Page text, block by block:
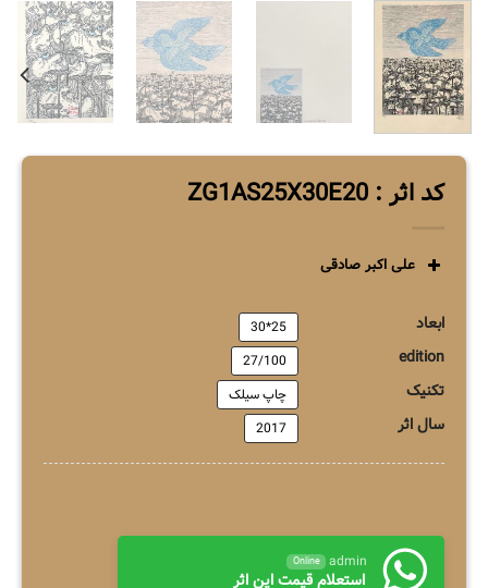
کد اثر : ZG1AS25X30E20
علی اکبر صادقی
ابعاد 25*30
edition
27/100
تکنیک چاپ سیلک
سال اثر 2017
admin
Online
استعلام قیمت این اثر